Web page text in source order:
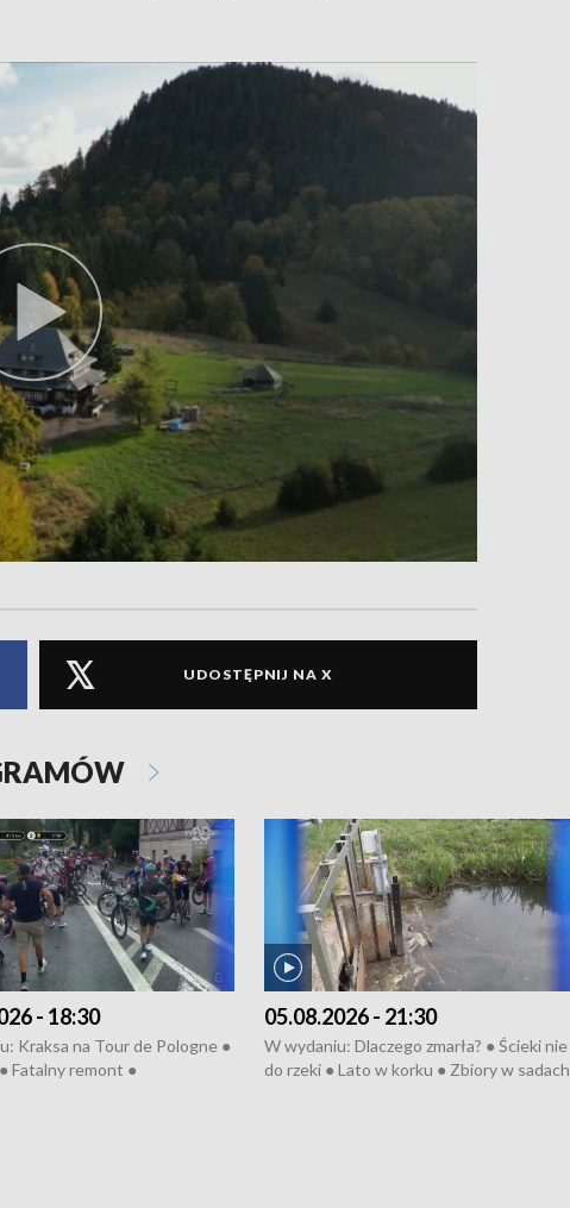
UDOSTĘPNIJ NA X
- 18:30
Kraksa na Tour de Pologne ●
Fatalny remont ●
05.08.2026 - 21:30
W wydaniu: Dlaczego zmarła? ● Ścieki nie
do rzeki ● Lato w korku ● Zbiory w sadach